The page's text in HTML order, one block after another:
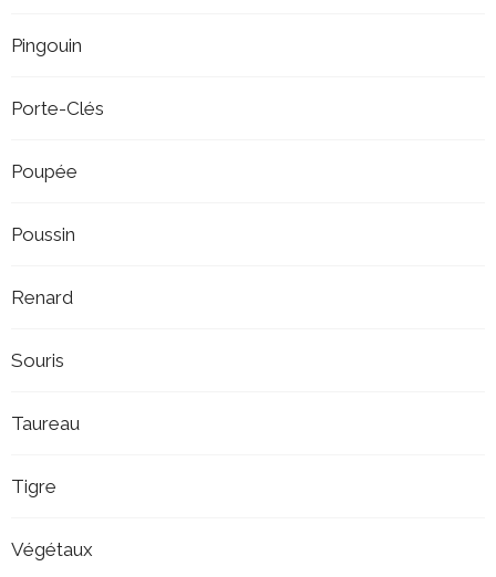
Pingouin
Porte-Clés
Poupée
Poussin
Renard
Souris
Taureau
Tigre
Végétaux